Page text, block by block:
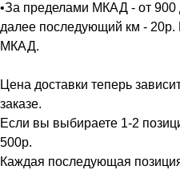
•За пределами МКАД - от 900
далее последующий км - 20р.
МКАД.
Цена доставки теперь
заказе.
Если вы выбираете 1-2
500р.
Каждая последующая